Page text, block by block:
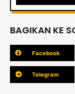
BAGIKAN KE
Facebook
Telegram